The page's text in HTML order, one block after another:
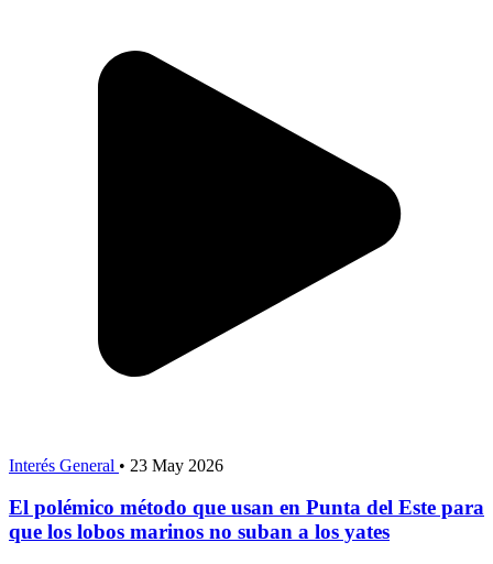
Interés General • 23 May 2026
El polémico método que usan en Punta del Este para
que los lobos marinos no suban a los yates